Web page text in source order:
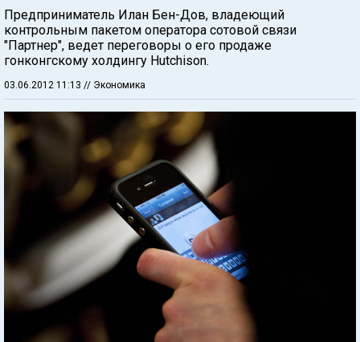
Предприниматель Илан Бен-Дов, владеющий
контрольным пакетом оператора сотовой связи
"Партнер", ведет переговоры о его продаже
гонконгскому холдингу Hutchison.
03.06.2012 11:13 // Экономика